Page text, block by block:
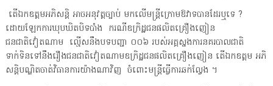
តើឯកឧត្តមអភិសន្តិ អាចអនុវត្តច្បាប់ មកលើមន្ត្រីក្រោមឱវាទបានដែរឬទេ ?
ដោយឡែកការឃុបឃិតបិទបាំង ករណីឧក្រិដ្ឋជនផលិតគ្រឿងញៀន
ជនជាតិវៀតណាម ល្មើសនឹងបទបញ្ជា ០០៦ របស់អគ្គស្នងការនគរបាលជាតិ
ទាក់ទិនទៅនឹងរឿងជនជាតិវៀតណាមឧក្រិដ្ឋជនផលិតគ្រឿងញៀន តើឯកឧត្តម អភិ
សន្តិបណ្ឌិតចាត់វិធានការយ៉ាងណាវិញ ចំពោះមន្ត្រីធ្វើការឆក់ល្វែង ។